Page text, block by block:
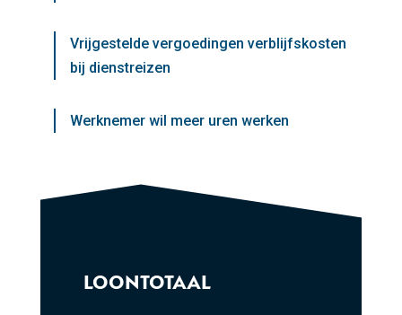
Vrijgestelde vergoedingen verblijfskosten
bij dienstreizen
Werknemer wil meer uren werken
LOONTOTAAL